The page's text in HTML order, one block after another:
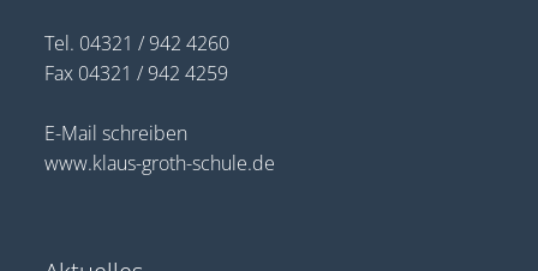
Tel. 04321 / 942 4260
Fax 04321 / 942 4259
E-Mail schreiben
www.klaus-groth-schule.de